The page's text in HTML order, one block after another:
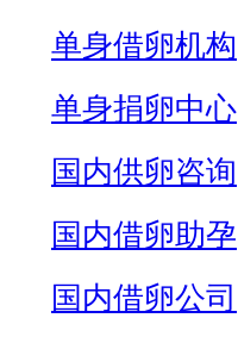
单身借卵机构
单身捐卵中心
国内供卵咨询
国内借卵助孕
国内借卵公司